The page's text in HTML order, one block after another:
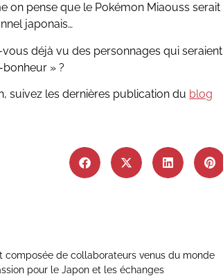
on pense que le Pokémon Miaouss serait
japonais…
vous déjà vu des personnages qui seraient
» ?
suivez les dernières publication du blog
composée de collaborateurs venus du monde
pour le Japon et les échanges